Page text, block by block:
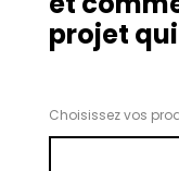
projet
Choisissez vos